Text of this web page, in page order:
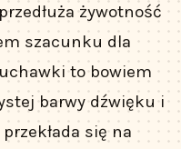
żywotność
szacunku dla
to bowiem
barwy dźwięku i
się na